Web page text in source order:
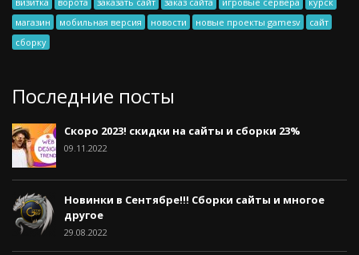
магазин
мобильная версия новости новые проекты gamesv
сайт
сборку
Последние посты
Скоро 2023! скидки на сайты и сборки 23%
09.11.2022
Новинки в Сентябре!!! Сборки сайты и многое
другое
29.08.2022